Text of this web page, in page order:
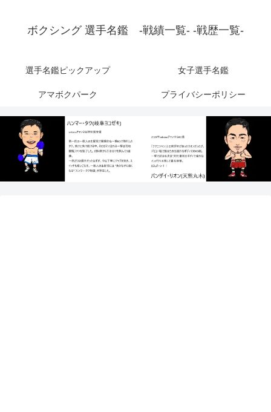
ボクシング 選手名鑑 -戦績一覧- -戦歴一覧-
選手名鑑ピックアップ 女子選手名鑑
アマボクパーク プライバシーポリシー